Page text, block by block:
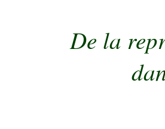
De la